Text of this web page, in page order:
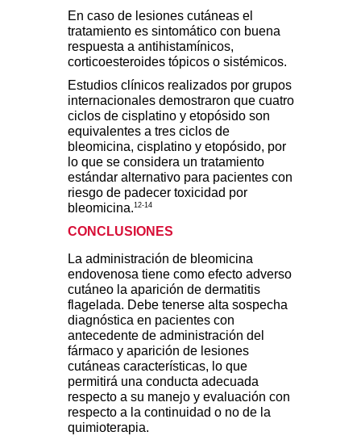
En caso de lesiones cutáneas el
tratamiento es sintomático con buena
respuesta a antihistamínicos,
corticoesteroides tópicos o sistémicos.
Estudios clínicos realizados por grupos
internacionales demostraron que cuatro
ciclos de cisplatino y etopósido son
equivalentes a tres ciclos de
bleomicina, cisplatino y etopósido, por
lo que se considera un tratamiento
estándar alternativo para pacientes con
riesgo de padecer toxicidad por
bleomicina.12-14
CONCLUSIONES
La administración de bleomicina
endovenosa tiene como efecto adverso
cutáneo la aparición de dermatitis
flagelada. Debe tenerse alta sospecha
diagnóstica en pacientes con
antecedente de administración del
fármaco y aparición de lesiones
cutáneas características, lo que
permitirá una conducta adecuada
respecto a su manejo y evaluación con
respecto a la continuidad o no de la
quimioterapia.